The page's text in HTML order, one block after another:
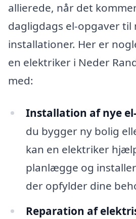
allierede, når det
dagligdags el-opgaver til
installationer. Her er
en elektriker i Neder
med:
Installation af nye
du bygger ny bolig
kan en elektriker
planlægge og
der opfylder dine
Reparation af